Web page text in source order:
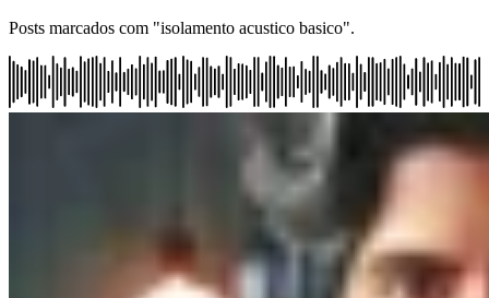
Posts marcados com "isolamento acustico basico".